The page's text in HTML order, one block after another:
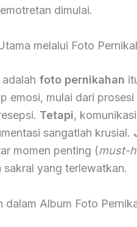
dimulai.
melalui Foto
foto pernikahan
emosi, mulai dari
Tetapi,
sangatlah krusial.
momen penting (must-
yang terlewatkan.
dalam Album Foto